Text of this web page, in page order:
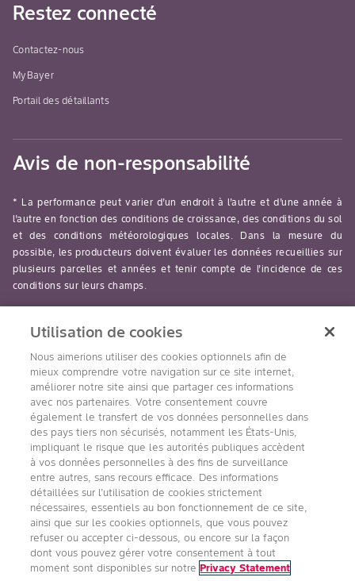
Restez connecté
Contactez-nous
MyBayer
Portail des détaillants
Avis de non-responsabilité
* La performance peut varier d’un endroit à l’autre et d’une année à
l’autre en fonction des conditions de croissance, des conditions du sol
et des conditions météorologiques locales. Dans la mesure du
possible, les producteurs doivent évaluer les données recueillies sur
plusieurs parcelles et années et tenir compte de l’incidence de ces
conditions sur leurs champs.
Suivez nous
Accessibilité
Conditions d’utilisation de Bayer
Énoncé sur la confidentialité
Utilisation de cookies
Nous aimerions utiliser des cookies optionnels afin de
mieux comprendre votre navigation sur ce site internet,
améliorer notre site ainsi que partager ces informations
avec nos partenaires. Votre consentement couvre
également le transfert de vos données personnelles dans
des pays tiers non sécurisés, notamment les États-Unis,
impliquant le risque que les autorités publiques accèdent
à vos données personnelles à des fins de surveillance
entre autres, sans recours efficace. Des informations
détaillées sur l’utilisation de cookies strictement
nécessaires, essentiels au bon fonctionnement de ce site,
ainsi que sur les cookies optionnels, que vous pouvez
refuser ou accepter ci-dessous, ou encore sur la façon
dont vous pouvez gérer votre consentement à tout
moment sont disponibles sur notrePrivacy Statement